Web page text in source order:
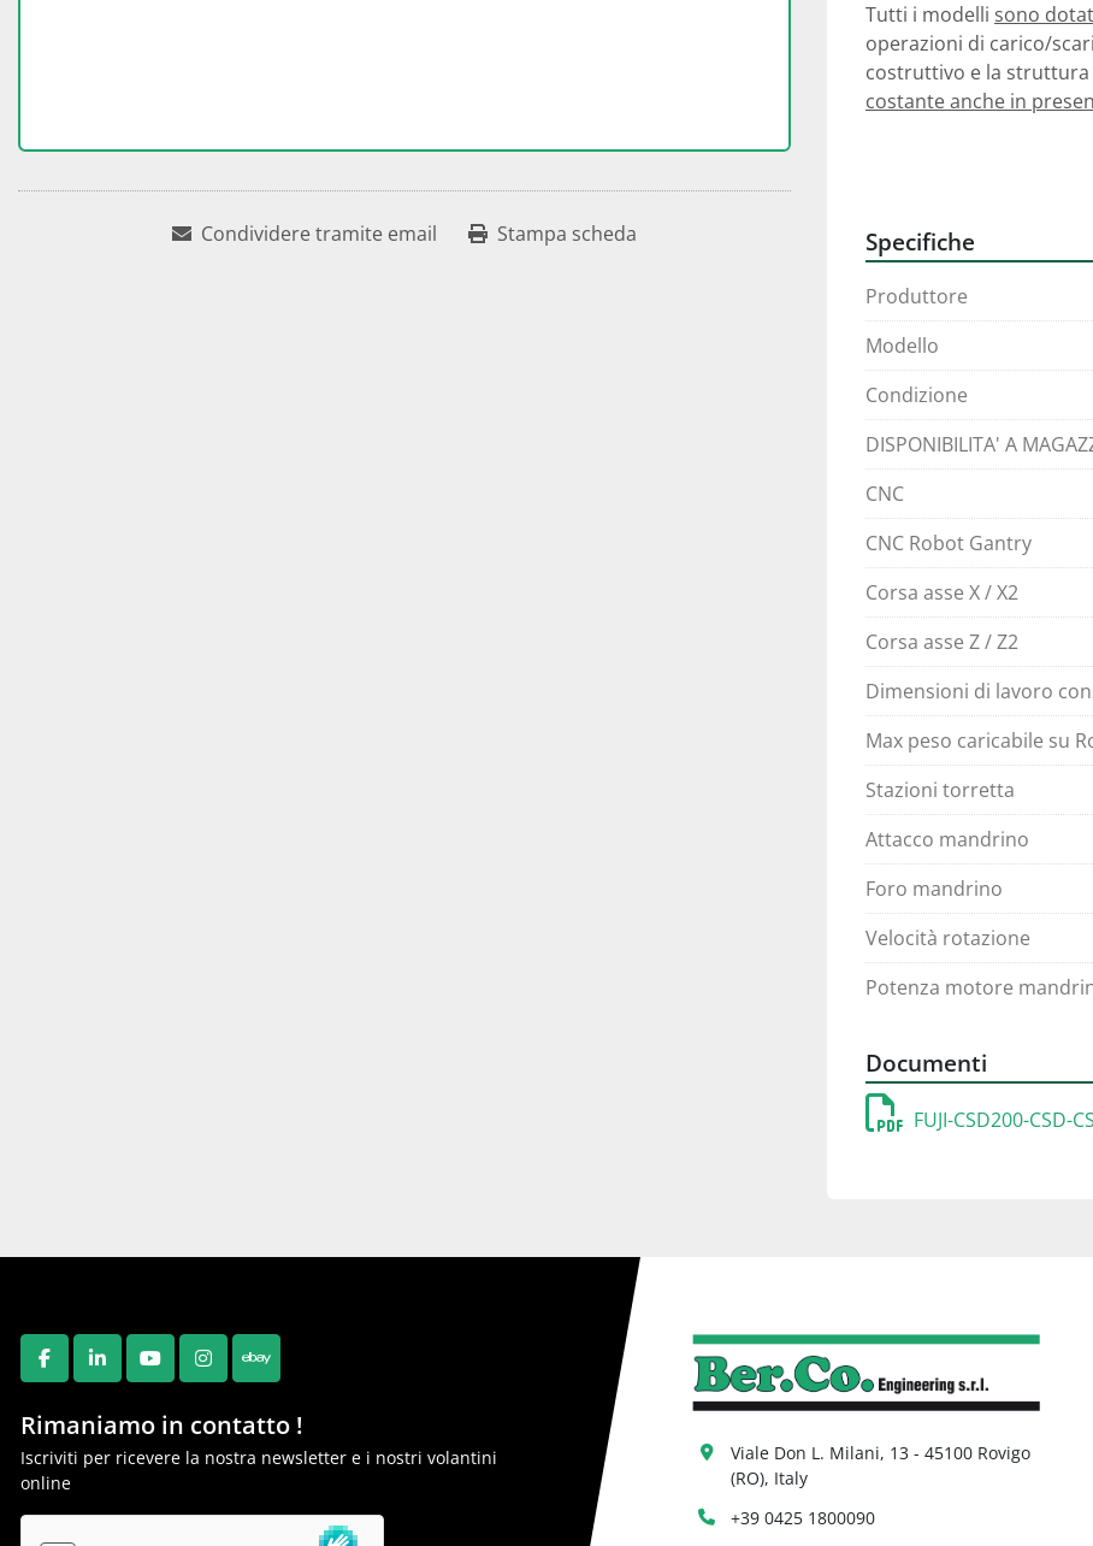
Condividere tramite email Stampa scheda
Tutti i modelli sono
operazioni di carico/
costruttivo e la struttura
costante anche in
> Esegue lavorazioni
> I caricatori dei robot a
FUJI per mantenere
> La torretta può
Specifiche
Produttore
Modello
Condizione
DISPONIBILITA' A
CNC
CNC Robot Gantry
Corsa asse X / X2
Corsa asse Z / Z2
Dimensioni di lavoro
Max peso caricabile su
Stazioni torretta
Attacco mandrino
Foro mandrino
Velocità rotazione
Potenza motore
Documenti
FUJI-CSD200-CSD-
FACEBOOK
LINKEDINYOUTUBEINSTAGRAM
EBAY
Rimaniamo in contatto !
Iscriviti per ricevere la nostra newsletter e i nostri volantini
online
Viale Don L. Milani, 13 - 45100 Rovigo
(RO), Italy
+39 0425 1800090